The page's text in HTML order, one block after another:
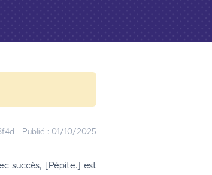
- Publié : 01/10/2025
succès, [Pépite.] est